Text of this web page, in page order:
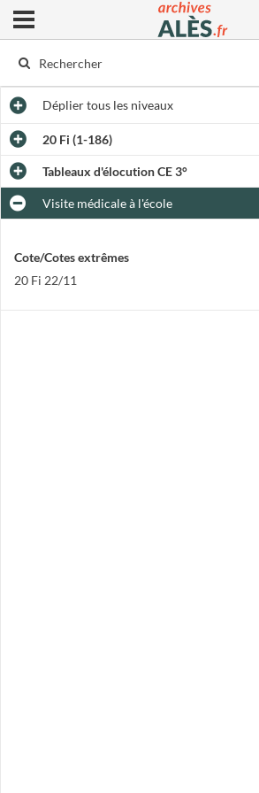
Archives municipales d'Alès
Ouvrir le menu déroulant
Dépliertous les niveaux
20 Fi (1-186)
Tableaux d'élocution CE 3°
Visite médicale à l'école
Cote/Cotes extrêmes
20 Fi 22/11